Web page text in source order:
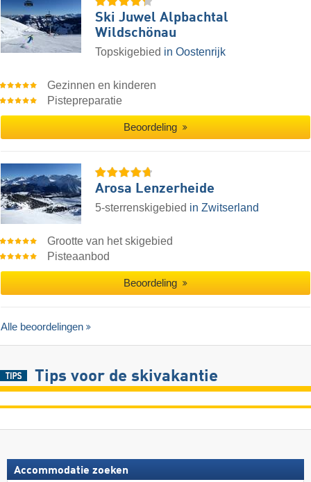
Ski Juwel Alpbachtal
Wildschönau
Topskigebied in Oostenrijk
Gezinnen en kinderen
Pistepreparatie
Beoordeling
Arosa Lenzerheide
5-sterrenskigebied in Zwitserland
Grootte van het skigebied
Pisteaanbod
Beoordeling
Alle beoordelingen
Tips voor de skivakantie
Accommodatie zoeken